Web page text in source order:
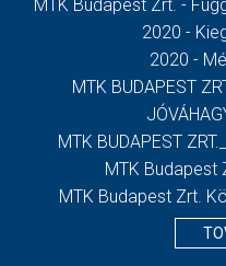
MTK Budapest Zrt. -
2020 -
2020 -
MTK BUDAPEST
MTK BUDAPEST
MTK Budapest
MTK Budapest Zrt.